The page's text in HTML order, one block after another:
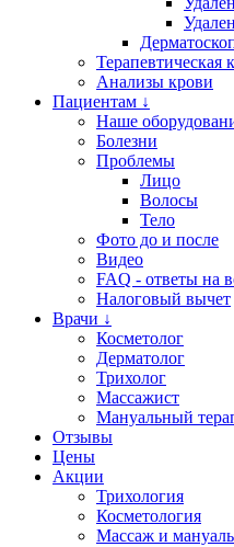
Терапевтическая
Анализы крови
Пациентам ↓
Наше
Болезни
Проблемы
Лицо
Волосы
Тело
Фото до и после
Видео
FAQ - ответы на
Налоговый вычет
Врачи ↓
Косметолог
Дерматолог
Трихолог
Массажист
Мануальный
Отзывы
Цены
Акции
Трихология
Косметология
Массаж и